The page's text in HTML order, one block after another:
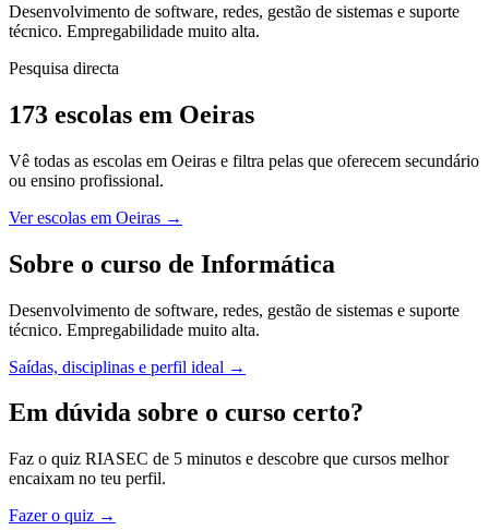
Desenvolvimento de software, redes, gestão de sistemas e suporte
técnico. Empregabilidade muito alta.
Pesquisa directa
173 escolas em Oeiras
Vê todas as escolas em Oeiras e filtra pelas que oferecem secundário
ou ensino profissional.
Ver escolas em Oeiras →
Sobre o curso de Informática
Desenvolvimento de software, redes, gestão de sistemas e suporte
técnico. Empregabilidade muito alta.
Saídas, disciplinas e perfil ideal →
Em dúvida sobre o curso certo?
Faz o quiz RIASEC de 5 minutos e descobre que cursos melhor
encaixam no teu perfil.
Fazer o quiz →